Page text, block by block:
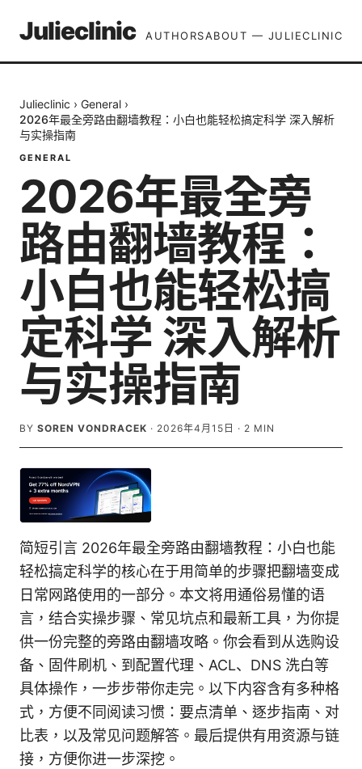
Julieclinic AUTHORSABOUT — JULIECLINIC
Julieclinic › General ›
2026年最全旁路由翻墙教程：小白也能轻松搞定科学 深入解析
与实操指南
GENERAL
2026年最全旁
路由翻墙教程：
小白也能轻松搞
定科学 深入解析
与实操指南
BY SOREN VONDRACEK · 2026年4月15日 · 2 MIN
简短引言 2026年最全旁路由翻墙教程：小白也能
轻松搞定科学的核心在于用简单的步骤把翻墙变成
日常网路使用的一部分。本文将用通俗易懂的语
言，结合实操步骤、常见坑点和最新工具，为你提
供一份完整的旁路由翻墙攻略。你会看到从选购设
备、固件刷机、到配置代理、ACL、DNS 洗白等
具体操作，一步步带你走完。以下内容含有多种格
式，方便不同阅读习惯：要点清单、逐步指南、对
比表，以及常见问题解答。最后提供有用资源与链
接，方便你进一步深挖。